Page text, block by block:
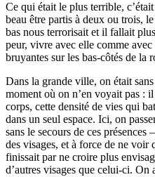
Ce qui était le plus terrible,
beau être partis à deux ou trois,
bas nous terrorisait et il fallait
peur, vivre avec elle comme
bruyantes sur les bas-côtés de la
Dans la grande ville, on était
moment où on n’en voyait pas :
corps, cette densité de vies qui
dans un seul espace. Ici, on
sans le secours de ces
des visages, et à force de ne voir
finissait par ne croire plus
d’autres visages que celui-ci. On